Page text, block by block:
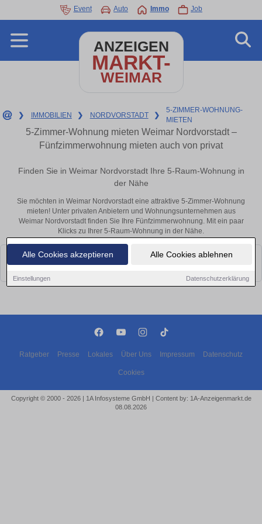
Alle Cookies akzeptieren Alle Cookies ablehnen
Einstellungen Datenschutzerklärung
Event Auto Immo Job
ANZEIGEN
MARKT-
WEIMAR
❯ IMMOBILIEN ❯ NORDVORSTADT ❯
5-ZIMMER-WOHNUNG-
MIETEN
5-Zimmer-Wohnung mieten Weimar Nordvorstadt –
Fünfzimmerwohnung mieten auch von privat
Finden Sie in Weimar Nordvorstadt Ihre 5-Raum-Wohnung in
der Nähe
Sie möchten in Weimar Nordvorstadt eine attraktive 5-Zimmer-Wohnung
mieten! Unter privaten Anbietern und Wohnungsunternehmen aus
Weimar Nordvorstadt finden Sie Ihre Fünfzimmerwohnung. Mit ein paar
Klicks zu Ihrer 5-Raum-Wohnung in der Nähe.
Leider konnten wir derzeit keine passenden Objekte finden. Schauen Sie
Ratgeber Presse Lokales Über Uns Impressum Datenschutz
Cookies
Copyright © 2000 - 2026 | 1A Infosysteme GmbH | Content by: 1A-Anzeigenmarkt.de
08.08.2026